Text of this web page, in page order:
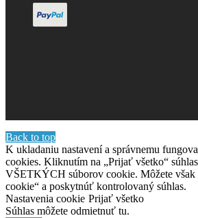
Back to top
K ukladaniu nastavení a správnemu
cookies. Kliknutím na „Prijať všetko“
VŠETKÝCH súborov cookie. Môžete však
cookie“ a poskytnúť kontrolovaný súhlas.
Nastavenia cookie Prijať všetko
Súhlas môžete odmietnuť tu.